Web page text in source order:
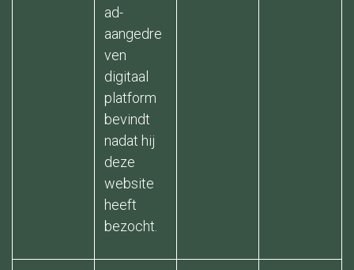
ad-
aangedre
ven
digitaal
platform
bevindt
nadat hij
deze
website
heeft
bezocht.